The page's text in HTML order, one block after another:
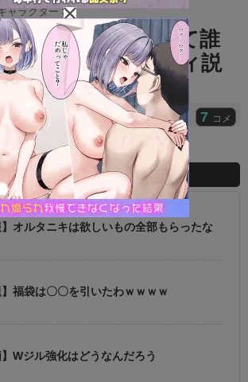
u
t
e
ャラクター >
ショタっぽいのって誰
さかの●●リリィ説
タｗｗｗｗｗ
7 コメ
グ
】オルタニキは欲しいもの全部もらったな
】福袋は〇〇を引いたわｗｗｗｗ
】Wジル強化はどうなんだろう